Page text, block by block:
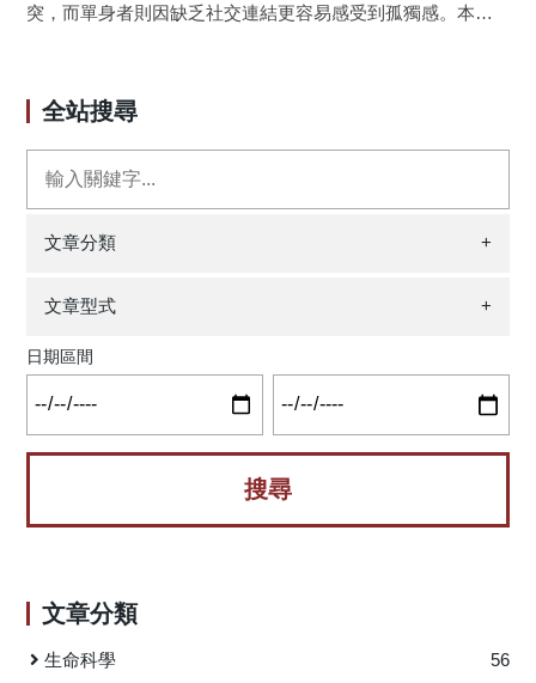
突，而單身者則因缺乏社交連結更容易感受到孤獨感。本研
響其工作家庭衝突、孤獨感與幸福感。研究透過三波問卷調
查，蒐集臺灣462位遠距工作者的資料。研究結果顯示，當組
織能向員工提供精確（Accuracy）且及時（Timeliness）的資
訊時，可透過不同途徑有效減少工作家庭干擾與孤獨感，進
而提升遠距情境下員工的幸福感（如圖1）。 隨著通訊
技術的發展，遠距辦公（Teleworking）已從彈性選擇演變為
完全遠距或混合模式。這種自由節省通勤、提高自主性，但
「非自願性」遠距轉型中更為明顯。那麼，在螢幕背後，究
護家庭生活的核心資源 根據「工作要求—資源模型」
庭責任的遠距工作者而言，精確資訊能降低決策困擾與錯
誤，有效減少「工作—家庭衝突」（WFC）。Chuang等人
（2024）指出，精確資訊提供可靠指引，賦予員工決策權，
擾，而無法解決家庭內部問題。 及時資訊：抗衡孤獨感，但
戰。及時訊息與互動可創造「虛擬在場」，維持團隊連結。
全站搜尋
文章分類 +
文章型式 +
日期區間
文章分類
生命科學 56